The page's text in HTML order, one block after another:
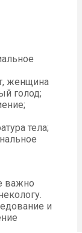
женщина
голод;
тела;
важно
и